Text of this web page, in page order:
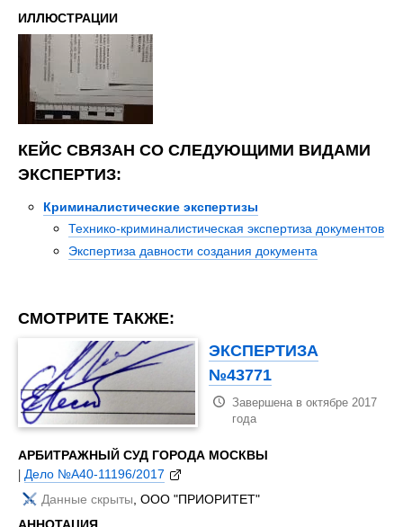
ИЛЛЮСТРАЦИИ
КЕЙС СВЯЗАН СО СЛЕДУЮЩИМИ ВИДАМИ
ЭКСПЕРТИЗ:
Криминалистические экспертизы
Технико-криминалистическая экспертиза документов
Экспертиза давности создания документа
СМОТРИТЕ ТАКЖЕ:
ЭКСПЕРТИЗА
№43771
Завершена в октябре 2017
года
АРБИТРАЖНЫЙ СУД ГОРОДА МОСКВЫ
| Дело №А40-11196/2017
Данные скрыты, ООО "ПРИОРИТЕТ"